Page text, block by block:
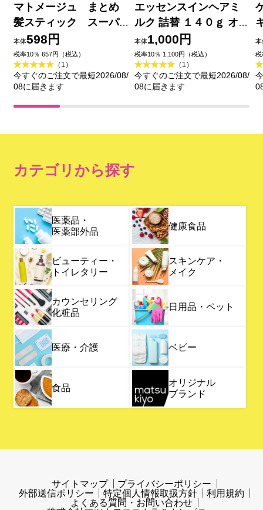
マトメージュ まとめ
髪スティック スーパ
ーホールド １３ｇ ウテ
ナ
本体598円
税率10％ 657円（税込）
（1）
今すぐのご注文で最短2026/08/
08に届きます
エッセンスインヘアミ
ルク 詰替 １４０ｇ オル
ビス
本体1,000円
税率10％ 1,100円（税込）
（1）
今すぐのご注文で最短2026/08/
08に届きます
本
税
カテゴリから探す
医薬品・
医薬部外品
健康食品
ビューティー・
トイレタリー
スキンケア・
メイク
カウンセリング
化粧品
日用品・ペット
医療・介護 ベビー
食品
オリジナル
ブランド
サイトマップ
プライバシーポリシー
外部送信ポリシー
特定個人情報取扱方針
利用規約
よくある質問・お問い合わせ